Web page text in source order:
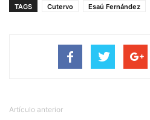
TAGS Cutervo Esaú Fernández
Artículo anterior